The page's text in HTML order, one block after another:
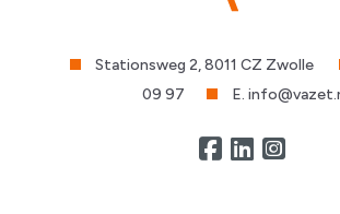
Stationsweg 2, 8011 CZ Zwolle
09 97
E.